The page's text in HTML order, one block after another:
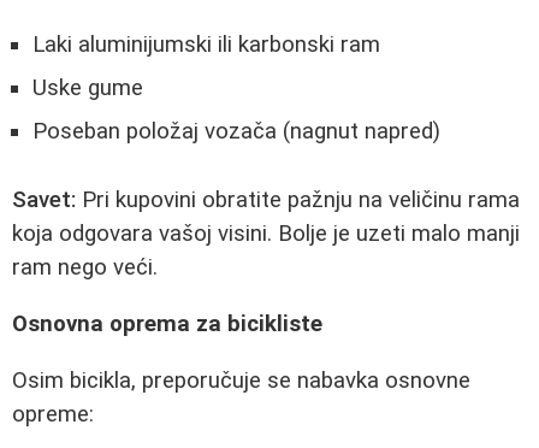
Laki aluminijumski ili karbonski ram
Uske gume
Poseban položaj vozača (nagnut napred)
Savet: Pri kupovini obratite pažnju na veličinu rama
koja odgovara vašoj visini. Bolje je uzeti malo manji
ram nego veći.
Osnovna oprema za bicikliste
Osim bicikla, preporučuje se nabavka osnovne
opreme: